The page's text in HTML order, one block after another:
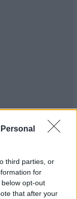
third parties, or
for
opt-out
that after your